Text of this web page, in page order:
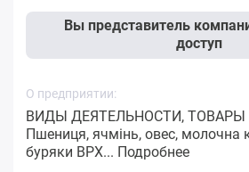
Вы представитель
доступ
О предприятии:
ВИДЫ ДЕЯТЕЛЬНОСТИ, ТОВАРЫ
Пшениця, ячмінь, овес, молочна
буряки ВРХ... Подробнее